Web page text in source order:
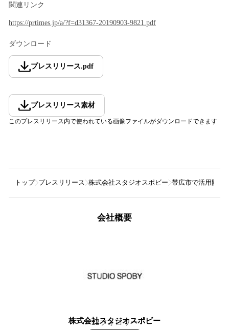
関連リンク
https://prtimes.jp/a/?f=d31367-20190903-9821.pdf
ダウンロード
プレスリリース.pdf
プレスリリース素材
このプレスリリース内で使われている画像ファイルがダウンロードできます
トップ プレスリリース 株式会社スタジオスポビー 帯広市で活用開始/
会社概要
株式会社スタジオスポビー
22フォロワー